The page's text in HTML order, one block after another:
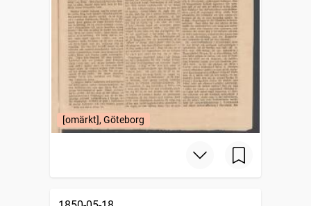
[omärkt], Göteborg